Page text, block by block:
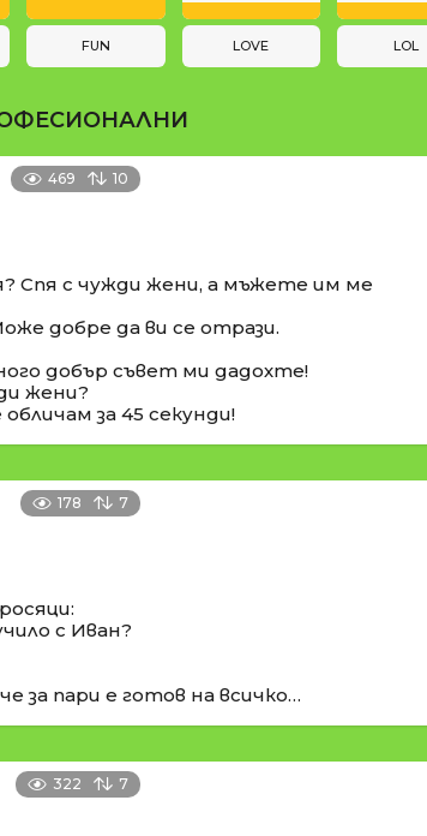
FUN LOVE LOL
469 10
Спя с чужди жени, а мъжете им ме
добре да ви се отрази.
добър съвет ми дадохте!
жени?
за 45 секунди!
178 7
с Иван?
за пари е готов на всичко…
322 7